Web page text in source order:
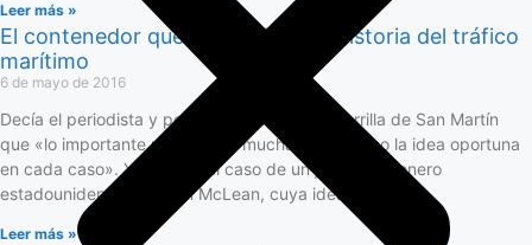
Leer más »
El contenedor que revolucionó la historia del tráfico
marítimo
6 de mayo de 2016
Decía el periodista y poeta uruguayo Juan Zorrilla de San Martín
que «lo importante no es tener muchas ideas, sino la idea oportuna
en cada caso». Y éste fue el caso de un joven camionero
estadounidense, Malcom McLean, cuya idea
Leer más »